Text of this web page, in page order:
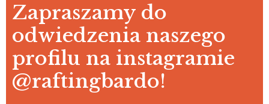
Zapraszamy do
odwiedzenia naszego
profilu na instagramie
@raftingbardo!